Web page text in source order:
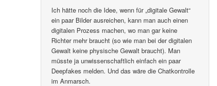
Ich hätte noch die Idee, wenn für „digitale Gewalt“
ein paar Bilder ausreichen, kann man auch einen
digitalen Prozess machen, wo man gar keine
Richter mehr braucht (so wie man bei der digitalen
Gewalt keine physische Gewalt braucht). Man
müsste ja unwissenschaftlich einfach ein paar
Deepfakes melden. Und das wäre die Chatkontrolle
im Anmarsch.